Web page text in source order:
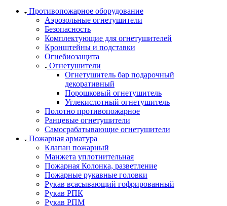
Противопожарное оборудование
Аэрозольные огнетушители
Безопасность
Комплектующие для огнетушителей
Кронштейны и подставки
Огнебиозащита
Огнетушители
Огнетушитель бар подарочный
декоративный
Порошковый огнетушитель
Углекислотный огнетушитель
Полотно противопожарное
Ранцевые огнетушители
Самосрабатывающие огнетушители
Пожарная арматура
Клапан пожарный
Манжета уплотнительная
Пожарная Колонка, разветление
Пожарные рукавные головки
Рукав всасывающий гофрированный
Рукав РПК
Рукав РПМ